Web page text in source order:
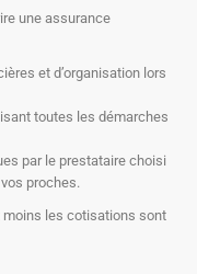
une assurance
et d’organisation lors
toutes les démarches
par le prestataire choisi
proches.
moins les cotisations sont